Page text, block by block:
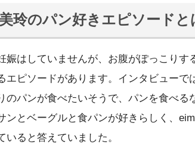
玲のパン好きエピソードと
娠はしていませんが、お腹がぽっこりす
エピソードがあります。インタビューで
のパンが食べたいそうで、パンを食べ
ンとベーグルと食パンが好きらしく、
いると答えていました。